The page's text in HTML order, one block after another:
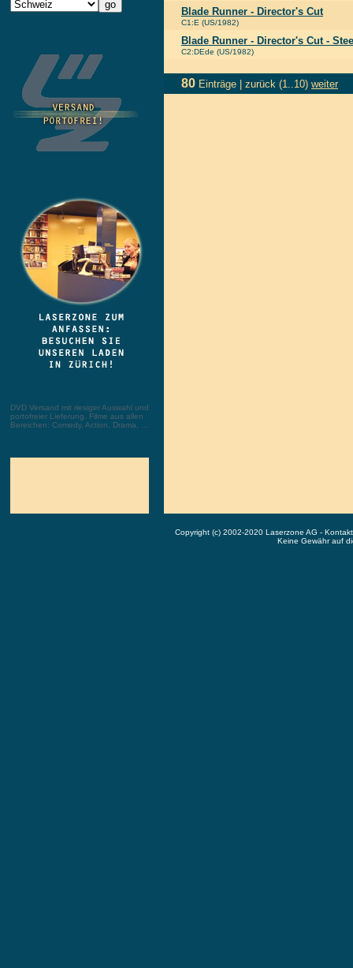
DVD Versand mit riesiger Auswahl und
portofreier Lieferung. Filme aus allen
Bereichen: Comedy, Action, Drama, ...
Blade Runner - Director's Cut
C1:E (US/1982)
Blade Runner - Director's Cut -
C2:DEde (US/1982)
80 Einträge | zurück (1..10) weiter
Copyright (c) 2002-2020 Laserzone AG -
Keine Gewähr auf